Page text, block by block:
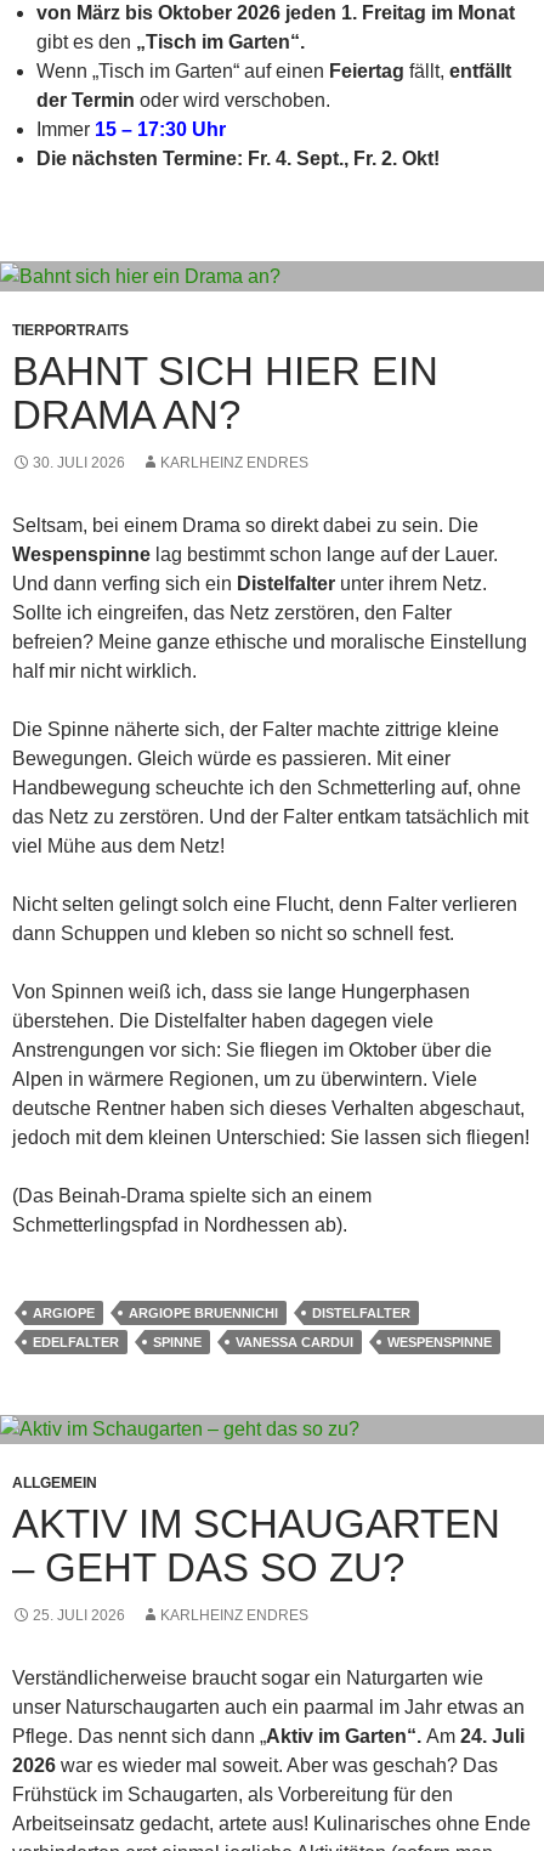
von März bis Oktober 2026 jeden 1. Freitag im Monat
gibt es den „Tisch im Garten“.
Wenn „Tisch im Garten“ auf einen Feiertag fällt, entfällt
der Termin oder wird verschoben.
Immer 15 – 17:30 Uhr
Die nächsten Termine: Fr. 4. Sept., Fr. 2. Okt!
TIERPORTRAITS
BAHNT SICH HIER EIN
DRAMA AN?
30. JULI 2026 KARLHEINZ ENDRES
Seltsam, bei einem Drama so direkt dabei zu sein. Die
Wespenspinne lag bestimmt schon lange auf der Lauer.
Und dann verfing sich ein Distelfalter unter ihrem Netz.
Sollte ich eingreifen, das Netz zerstören, den Falter
befreien? Meine ganze ethische und moralische Einstellung
half mir nicht wirklich.
Die Spinne näherte sich, der Falter machte zittrige kleine
Bewegungen. Gleich würde es passieren. Mit einer
Handbewegung scheuchte ich den Schmetterling auf, ohne
das Netz zu zerstören. Und der Falter entkam tatsächlich mit
viel Mühe aus dem Netz!
Nicht selten gelingt solch eine Flucht, denn Falter verlieren
dann Schuppen und kleben so nicht so schnell fest.
Von Spinnen weiß ich, dass sie lange Hungerphasen
überstehen. Die Distelfalter haben dagegen viele
Anstrengungen vor sich: Sie fliegen im Oktober über die
Alpen in wärmere Regionen, um zu überwintern. Viele
deutsche Rentner haben sich dieses Verhalten abgeschaut,
jedoch mit dem kleinen Unterschied: Sie lassen sich fliegen!
(Das Beinah-Drama spielte sich an einem
Schmetterlingspfad in Nordhessen ab).
ARGIOPE ARGIOPE BRUENNICHI
DISTELFALTER
EDELFALTER
SPINNE VANESSA CARDUI WESPENSPINNE
ALLGEMEIN
AKTIV IM SCHAUGARTEN
– GEHT DAS SO ZU?
25. JULI 2026 KARLHEINZ ENDRES
Verständlicherweise braucht sogar ein Naturgarten wie
unser Naturschaugarten auch ein paarmal im Jahr etwas an
Pflege. Das nennt sich dann „Aktiv im Garten“. Am 24. Juli
2026 war es wieder mal soweit. Aber was geschah? Das
Frühstück im Schaugarten, als Vorbereitung für den
Arbeitseinsatz gedacht, artete aus! Kulinarisches ohne Ende